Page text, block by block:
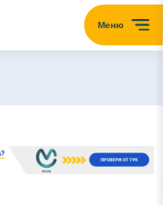
Меню